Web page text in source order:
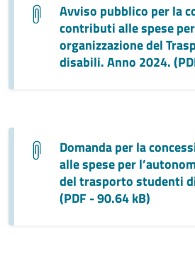
Avviso pubblico per la
contributi alle spese
organizzazione del
disabili. Anno 2024.
Domanda per la
alle spese per
del trasporto studenti
(PDF - 90.64 kB)